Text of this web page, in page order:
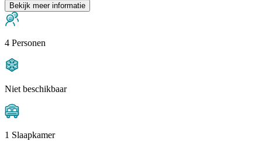
Bekijk meer informatie
4 Personen
Niet beschikbaar
1 Slaapkamer